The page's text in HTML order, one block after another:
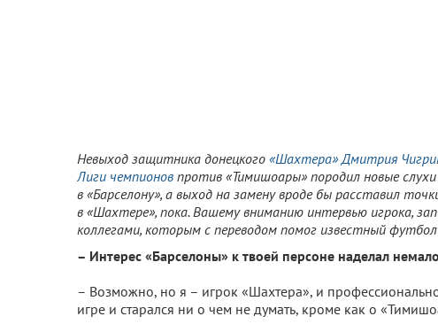
Невыход защитника донецкого «Шахтера» Дмитрия
Лиги чемпионов против «Тимишоары» породил новые
в «Барселону», а выход на замену вроде бы расставил
в «Шахтере», пока. Вашему вниманию интервью игрока,
коллегами, которым с переводом помог известный
– Интерес «Барселоны» к твоей персоне наделал
– Возможно, но я – игрок «Шахтера», и
игре и старался ни о чем не думать, кроме как о